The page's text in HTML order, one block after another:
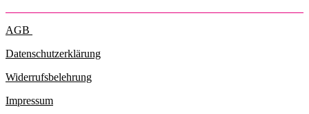
AGB
Datenschutzerklärung
Widerrufsbelehrung
Impressum